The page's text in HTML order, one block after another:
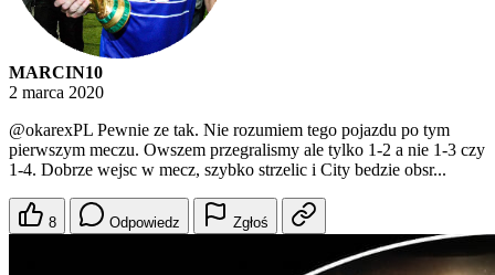
MARCIN10
2 marca 2020
@okarexPL Pewnie ze tak. Nie rozumiem tego pojazdu po tym
pierwszym meczu. Owszem przegralismy ale tylko 1-2 a nie 1-3 czy
1-4. Dobrze wejsc w mecz, szybko strzelic i City bedzie obsr...
8 Odpowiedz Zgłoś